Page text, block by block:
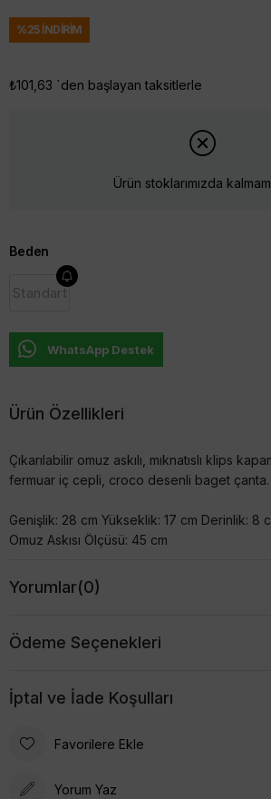
%25İNDIRIM
₺101,63 `den başlayan taksitlerle
Ürün stoklarımızda
Beden
Standart
WhatsApp Destek
Ürün Özellikleri
Çıkarılabilir omuz askılı, mıknatıslı klips
fermuar iç cepli, croco desenli baget çanta.
Genişlik: 28 cm Yükseklik: 17 cm Derinlik: 8
Omuz Askısı Ölçüsü: 45 cm
Yorumlar(0)
Ödeme Seçenekleri
İptal ve İade Koşulları
Favorilere Ekle
Yorum Yaz